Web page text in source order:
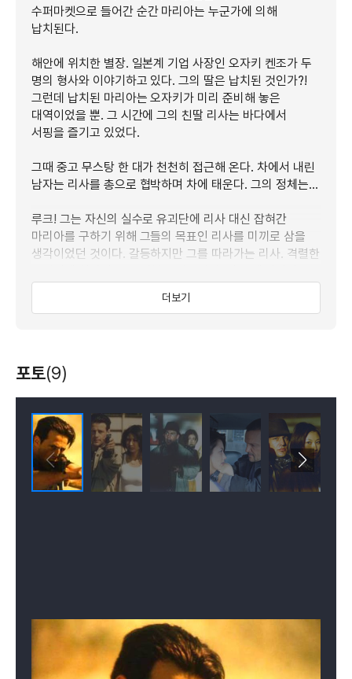
수퍼마켓으로 들어간 순간 마리아는 누군가에 의해
납치된다.
해안에 위치한 별장. 일본계 기업 사장인 오자키 켄조가 두
명의 형사와 이야기하고 있다. 그의 딸은 납치된 것인가?!
그런데 납치된 마리아는 오자키가 미리 준비해 놓은
대역이었을 뿐. 그 시간에 그의 친딸 리사는 바다에서
서핑을 즐기고 있었다.
그때 중고 무스탕 한 대가 천천히 접근해 온다. 차에서 내린
남자는 리사를 총으로 협박하며 차에 태운다. 그의 정체는...
루크! 그는 자신의 실수로 유괴단에 리사 대신 잡혀간
마리아를 구하기 위해 그들의 목표인 리사를 미끼로 삼을
생각이었던 것이다. 갈등하지만 그를 따라가는 리사. 격렬한
루크는 서로에게 끌리게 된다. 하지만 그들을 기다리고 있는
더보기
포토(9)